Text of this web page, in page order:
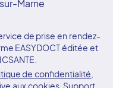
Marne
de prise en rendez-
EASYDOCT éditée et
de confidentialité
aux cookies, Support